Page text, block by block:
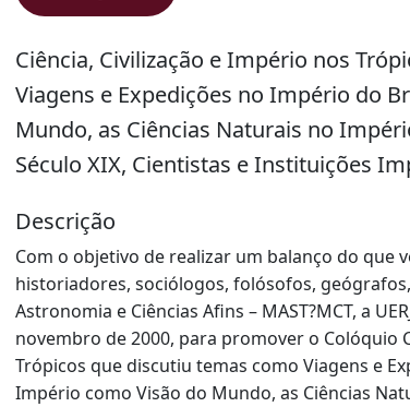
Ciência, Civilização e Império nos
Viagens e Expedições no Império do
Mundo, as Ciências Naturais no
Século XIX, Cientistas e Instituições
Descrição
Com o objetivo de realizar um balanço do que
historiadores, sociólogos, folósofos,
Astronomia e Ciências Afins – MAST?MCT, a
novembro de 2000, para promover o Colóquio
Trópicos que discutiu temas como Viagens e
Império como Visão do Mundo, as Ciências